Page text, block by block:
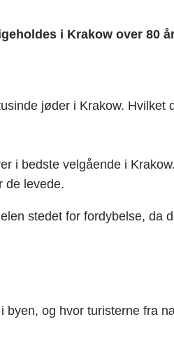
i Krakow over 80
jøder i Krakow. Hvilket
i bedste velgående i
de levede.
stedet for fordybelse, da
og hvor turisterne fra